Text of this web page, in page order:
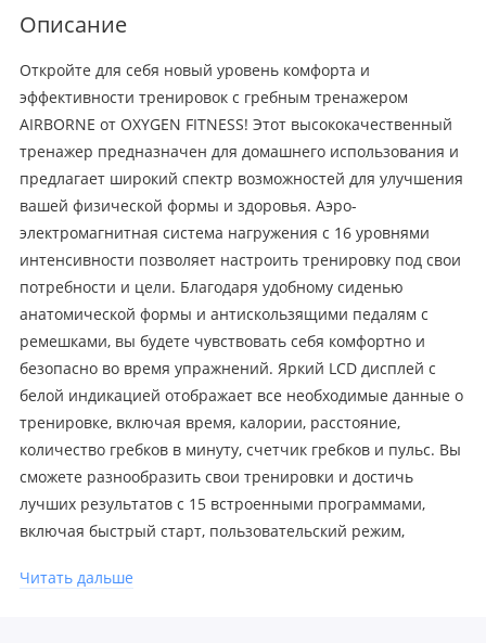
Описание
Откройте для себя новый уровень комфорта и
эффективности тренировок с гребным тренажером
AIRBORNE от OXYGEN FITNESS! Этот высококачественный
тренажер предназначен для домашнего использования и
предлагает широкий спектр возможностей для улучшения
вашей физической формы и здоровья. Аэро-
электромагнитная система нагружения с 16 уровнями
интенсивности позволяет настроить тренировку под свои
потребности и цели. Благодаря удобному сиденью
анатомической формы и антискользящими педалям с
ремешками, вы будете чувствовать себя комфортно и
безопасно во время упражнений. Яркий LCD дисплей с
белой индикацией отображает все необходимые данные о
тренировке, включая время, калории, расстояние,
количество гребков в минуту, счетчик гребков и пульс. Вы
сможете разнообразить свои тренировки и достичь
лучших результатов с 15 встроенными программами,
включая быстрый старт, пользовательский режим,
соревновательный режимы. Интеграционные технологии,
Читать дальше